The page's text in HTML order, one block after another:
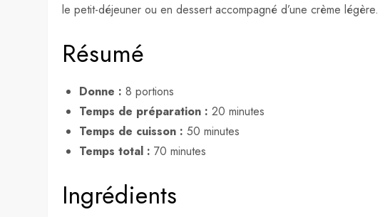
le petit-déjeuner ou en dessert accompagné d’une crème légère.
Résumé
Donne : 8 portions
Temps de préparation : 20 minutes
Temps de cuisson : 50 minutes
Temps total : 70 minutes
Ingrédients